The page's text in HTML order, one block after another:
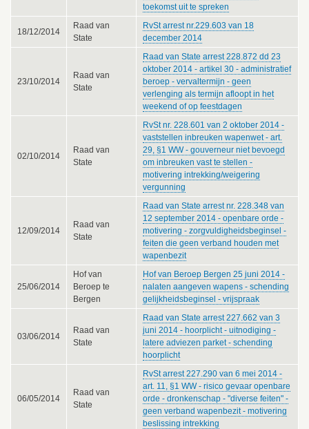
toekomst uit te spreken
18/12/2014
Raad van
State
RvSt arrest nr.229.603 van 18
december 2014
23/10/2014
Raad van
State
Raad van State arrest 228.872 dd 23
oktober 2014 - artikel 30 - administratief
beroep - vervaltermijn - geen
verlenging als termijn afloopt in het
weekend of op feestdagen
02/10/2014
Raad van
State
RvSt nr. 228.601 van 2 oktober 2014 -
vaststellen inbreuken wapenwet - art.
29, §1 WW - gouverneur niet bevoegd
om inbreuken vast te stellen -
motivering intrekking/weigering
vergunning
12/09/2014
Raad van
State
Raad van State arrest nr. 228.348 van
12 september 2014 - openbare orde -
motivering - zorgvuldigheidsbeginsel -
feiten die geen verband houden met
wapenbezit
25/06/2014
Hof van
Beroep te
Bergen
Hof van Beroep Bergen 25 juni 2014 -
nalaten aangeven wapens - schending
gelijkheidsbeginsel - vrijspraak
03/06/2014
Raad van
State
Raad van State arrest 227.662 van 3
juni 2014 - hoorplicht - uitnodiging -
latere adviezen parket - schending
hoorplicht
06/05/2014
Raad van
State
RvSt arrest 227.290 van 6 mei 2014 -
art. 11, §1 WW - risico gevaar openbare
orde - dronkenschap - "diverse feiten" -
geen verband wapenbezit - motivering
beslissing intrekking